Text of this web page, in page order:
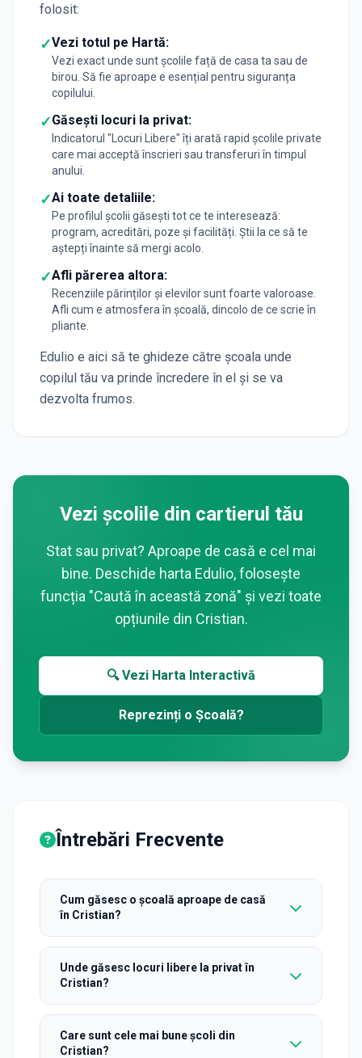
folosit:
✓Vezi totul pe Hartă:
Vezi exact unde sunt școlile față de casa ta sau de
birou. Să fie aproape e esențial pentru siguranța
copilului.
✓Găsești locuri la privat:
Indicatorul "Locuri Libere" îți arată rapid școlile private
care mai acceptă înscrieri sau transferuri în timpul
anului.
✓Ai toate detaliile:
Pe profilul școlii găsești tot ce te interesează:
program, acreditări, poze și facilități. Știi la ce să te
aștepți înainte să mergi acolo.
✓Afli părerea altora:
Recenziile părinților și elevilor sunt foarte valoroase.
Afli cum e atmosfera în școală, dincolo de ce scrie în
pliante.
Edulio e aici să te ghideze către școala unde
copilul tău va prinde încredere în el și se va
dezvolta frumos.
Vezi școlile din cartierul tău
Stat sau privat? Aproape de casă e cel mai
bine. Deschide harta Edulio, folosește
funcția "Caută în această zonă" și vezi toate
opțiunile din Cristian.
🔍 Vezi Harta Interactivă
Reprezinți o Școală?
Întrebări Frecvente
Cum găsesc o școală aproape de casă
în Cristian?
Unde găsesc locuri libere la privat în
Cristian?
Care sunt cele mai bune școli din
Cristian?